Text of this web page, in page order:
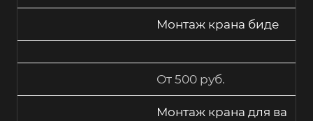
Монтаж крана биде
От 500 руб.
Монтаж крана для ва